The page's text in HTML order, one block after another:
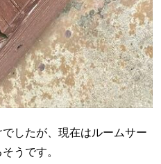
したが、現在はルームサー
うです。